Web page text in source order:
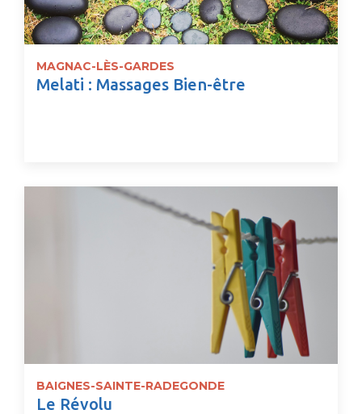
MAGNAC-LÈS-GARDES
Melati : Massages Bien-être
BAIGNES-SAINTE-RADEGONDE
Le Révolu